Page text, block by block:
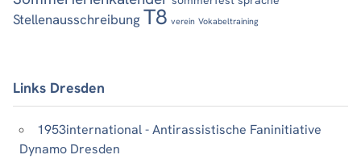
Stellenausschreibung T8 verein Vokabeltraining
Links Dresden
1953international - Antirassistische Faninitiative
Dynamo Dresden